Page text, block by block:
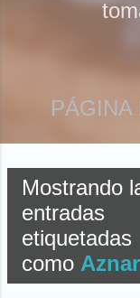
PÁGINA
E
n
t
Mostrando
entradas
etiquetadas
como Aznar